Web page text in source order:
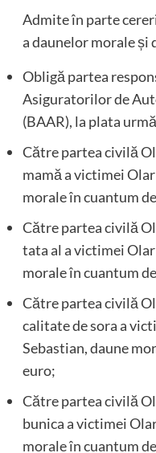
Admite în parte
a daunelor morale și
Obligă partea
Asiguratorilor de
(BAAR), la plata
Către partea civilă
mamă a victimei
morale în cuantum
Către partea civilă
tata al a victimei
morale în cuantum
Către partea civilă
calitate de sora a
Sebastian, daune
euro;
Către partea civilă
bunica a victimei
morale în cuantum